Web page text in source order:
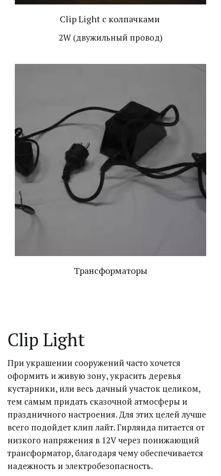
Clip Light с колпачками
2W (двужильный провод)
Трансформаторы
Clip Light
При украшении сооружений часто хочется
оформить и живую зону, украсить деревья
кустарники, или весь дачный участок целиком,
тем самым придать сказочной атмосферы и
праздничного настроения. Для этих целей лучше
всего подойдет клип лайт. Гирлянда питается от
низкого напряжения в 12V через понижающий
трансформатор, благодаря чему обеспечивается
надежность и электробезопасность.